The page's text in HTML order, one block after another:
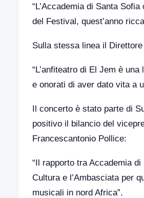
“L’Accademia di Santa
del Festival, quest’anno ricca
Sulla stessa linea il
“L’anfiteatro di El Jem è
e onorati di aver dato vita a
Il concerto è stato parte di
positivo il bilancio del
Francescantonio Pollice:
“Il rapporto tra Accademia
Cultura e l’Ambasciata per
musicali in nord Africa”.